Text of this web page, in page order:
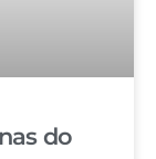
do